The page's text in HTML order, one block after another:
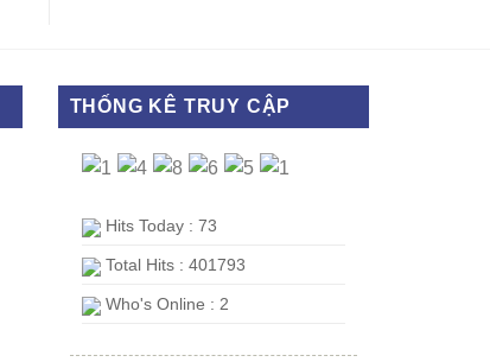
THỐNG KÊ TRUY CẬP
Hits Today : 73
Total Hits : 401793
Who's Online : 2